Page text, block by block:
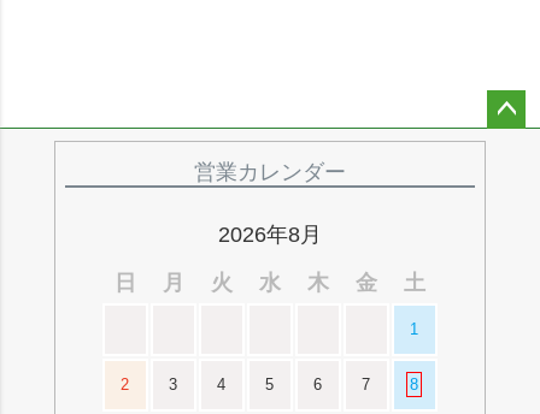
営業カレンダー
2026年8月
日
月 火 水 木 金 土
1
2 3 4 5 6 7 8